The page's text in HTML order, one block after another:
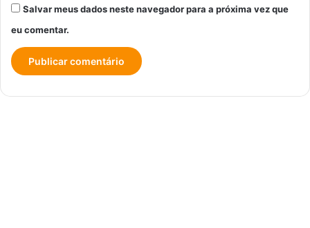
Salvar meus dados neste navegador para a próxima vez que
eu comentar.